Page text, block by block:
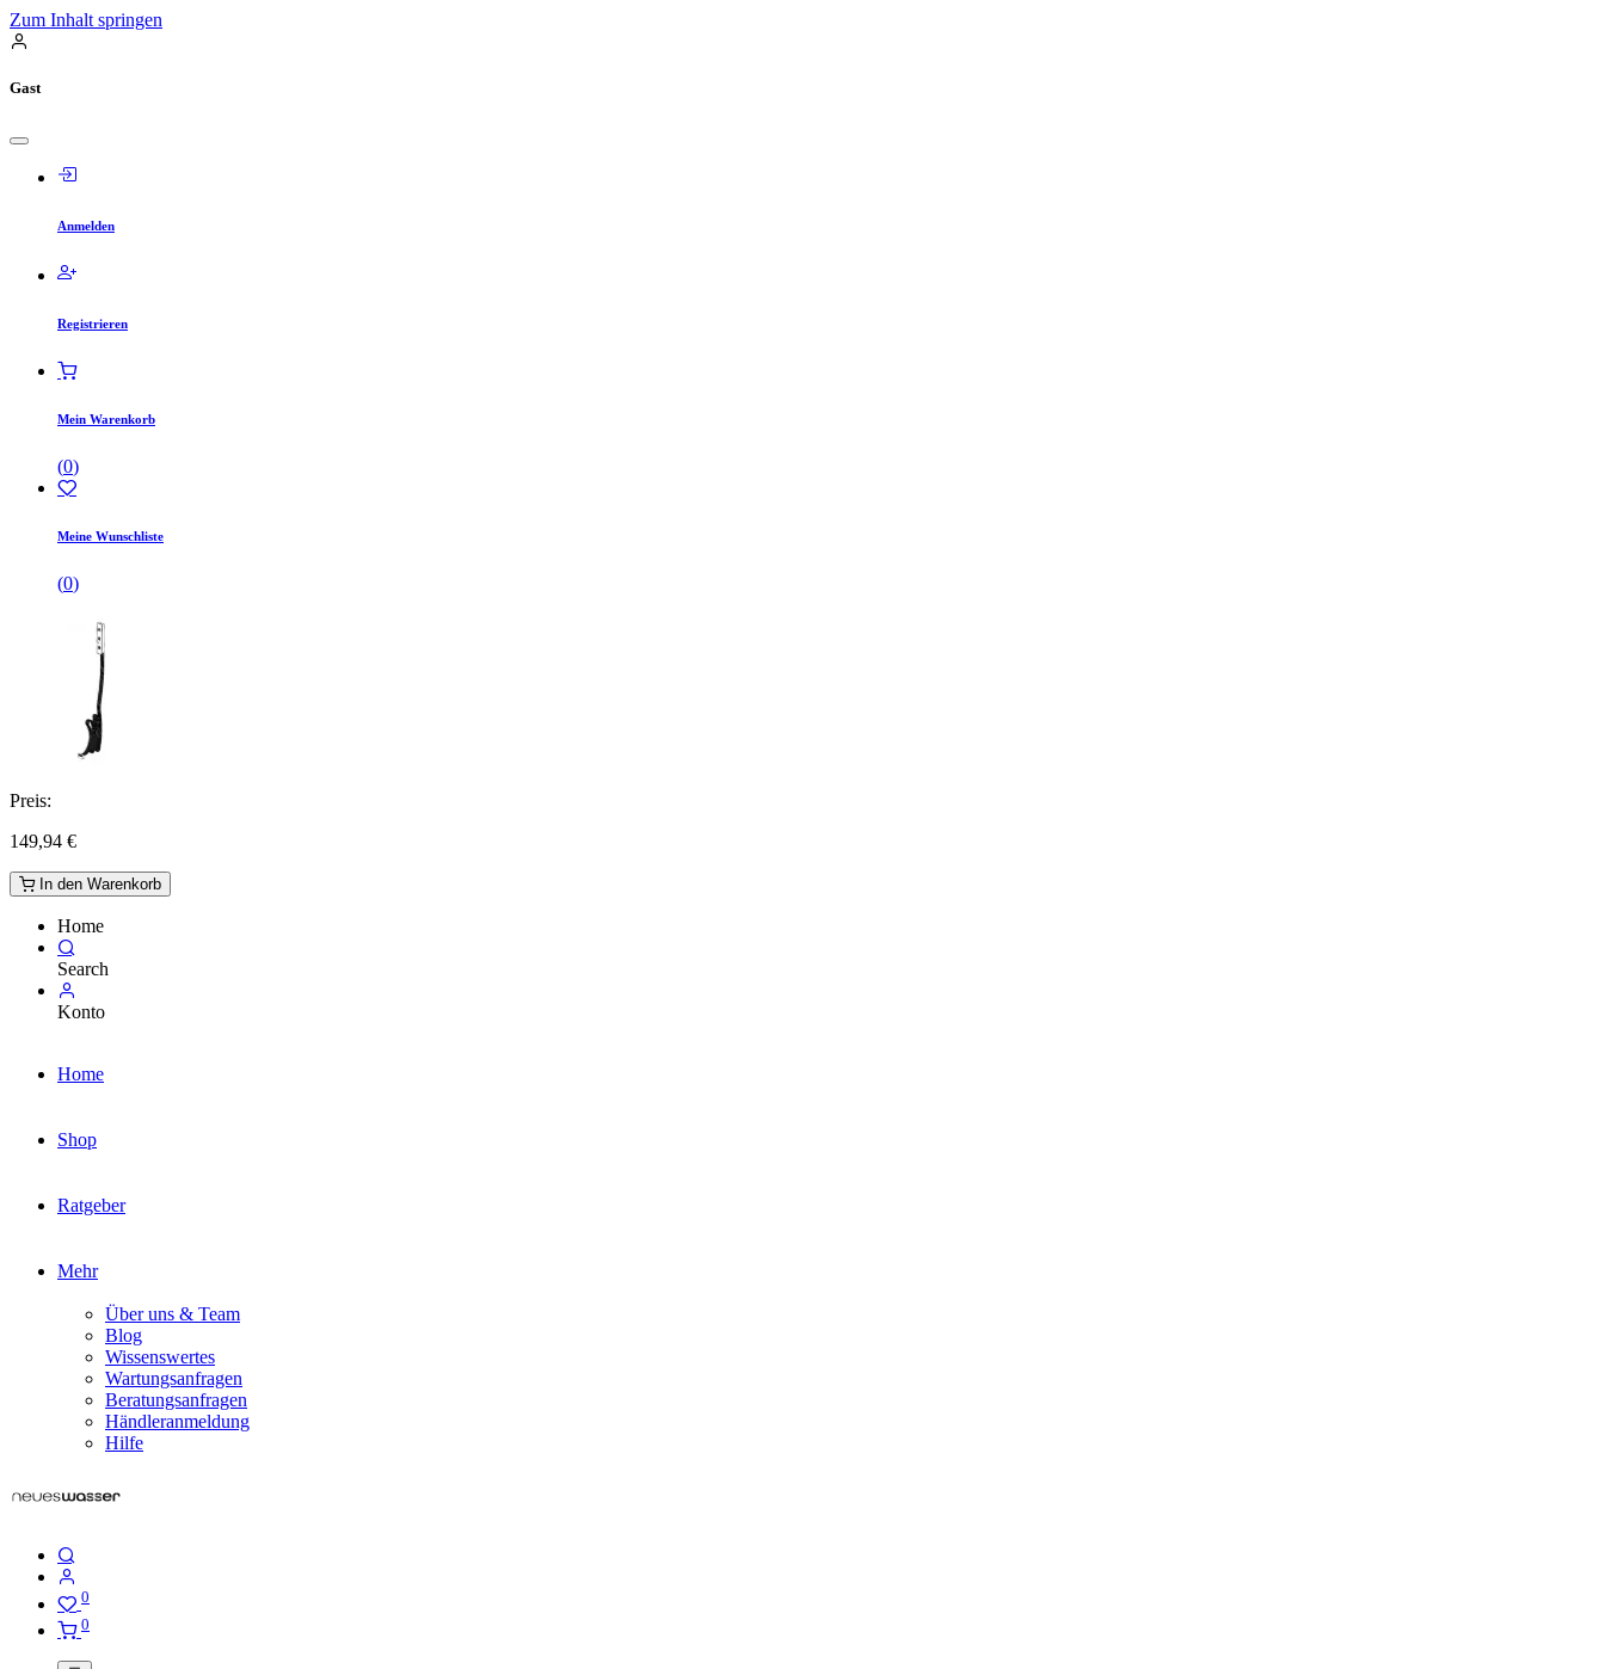
Zum Inhalt springen
Gast
Anmelden
Registrieren
Mein Warenkorb
(0)
Meine Wunschliste
(0)
Preis:
149,94 €
In den Warenkorb
Home
Search
Konto
Home
Shop
Ratgeber
Mehr
Über uns & Team
Blog
Wissenswertes
Wartungsanfragen
Beratungsanfragen
Händleranmeldung
Hilfe
0
0